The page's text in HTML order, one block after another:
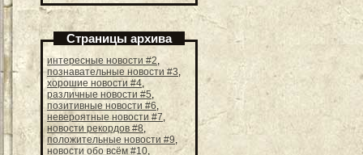
Страницы архива
интересные новости #2
познавательные новости #3
хорошие новости #4,
различные новости #5
позитивные новости #6
невероятные новости #7
новости рекордов #8
положительные новости #9
новости обо всём #10